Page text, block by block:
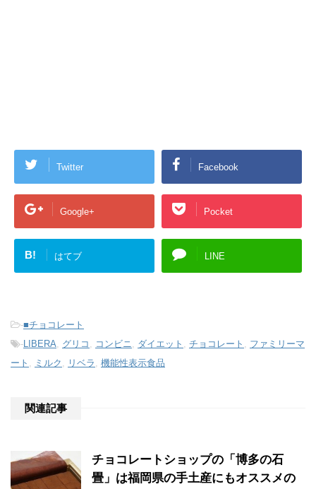
Twitter Facebook
Google+ Pocket
B! はてブ LINE
-■チョコレート
-LIBERA, グリコ , コンビニ, ダイエット , チョコレート , ファミリーマ
ート , ミルク , リベラ , 機能性表示食品
関連記事
チョコレートショップの「博多の石
畳」は福岡県の手土産にもオススメの